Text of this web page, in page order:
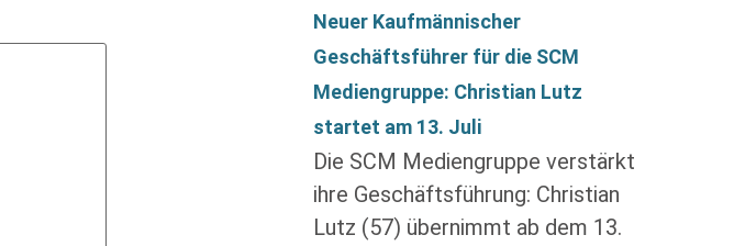
Neuer Kaufmännischer
Geschäftsführer für die SCM
Mediengruppe: Christian Lutz
startet am 13. Juli
Die SCM Mediengruppe verstärkt
ihre Geschäftsführung: Christian
Lutz (57) übernimmt ab dem 13.